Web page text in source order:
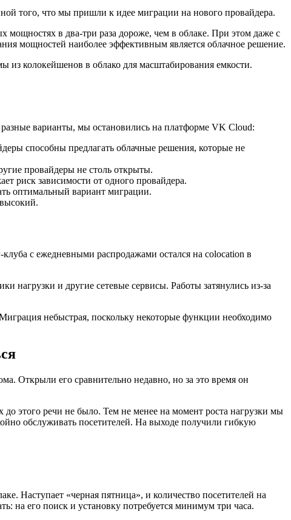
того, что мы пришли к идее миграции на нового провайдера.
в два-три раза дороже, чем в облаке. При этом даже с
мощностей наиболее эффективным является облачное решение.
из колокейшенов в облако для масштабирования емкости.
варианты, мы остановились на платформе VK Cloud:
способны предлагать облачные решения, которые не
провайдеры не столь открыты.
риск зависимости от одного провайдера.
оптимальный вариант миграции.
с ежедневными распродажами остался на colocation в
и другие сетевые сервисы. Работы затянулись из-за
небыстрая, поскольку некоторые функции необходимо
Открыли его сравнительно недавно, но за это время он
этого речи не было. Тем не менее на момент роста нагрузки мы
обслуживать посетителей. На выходе получили гибкую
Наступает «черная пятница», и количество посетителей на
на его поиск и установку потребуется минимум три часа.